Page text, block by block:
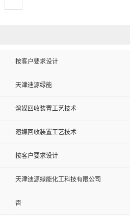
按客户要求设计
天津迪源绿能
溶媒回收装置工艺技术
溶媒回收装置工艺技术
按客户要求设计
天津迪源绿能化工科技有限公司
否